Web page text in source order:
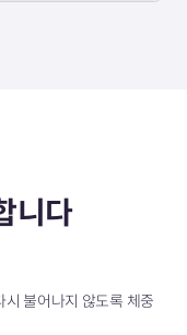
니다
시 불어나지 않도록 체중